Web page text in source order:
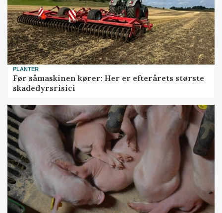
PLANTER
Før såmaskinen kører: Her er efterårets største
skadedyrsrisici